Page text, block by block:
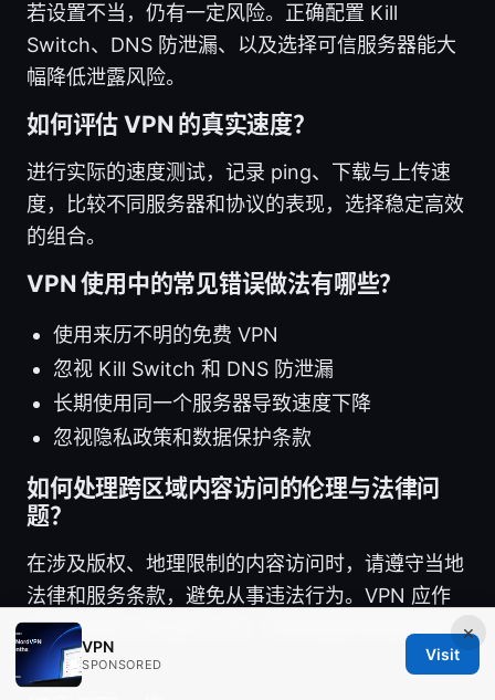
若设置不当，仍有一定风险。正确配置 Kill
Switch、DNS 防泄漏、以及选择可信服务器能大
幅降低泄露风险。
如何评估 VPN 的真实速度？
进行实际的速度测试，记录 ping、下载与上传速
度，比较不同服务器和协议的表现，选择稳定高效
的组合。
VPN 使用中的常见错误做法有哪些？
使用来历不明的免费 VPN
忽视 Kill Switch 和 DNS 防泄漏
长期使用同一个服务器导致速度下降
忽视隐私政策和数据保护条款
如何处理跨区域内容访问的伦理与法律问
题？
在涉及版权、地理限制的内容访问时，请遵守当地
法律和服务条款，避免从事违法行为。VPN 应作
为保护隐私与安全的工具，而非规避所有规定的手
段。
×
VPN
SPONSORED
Visit